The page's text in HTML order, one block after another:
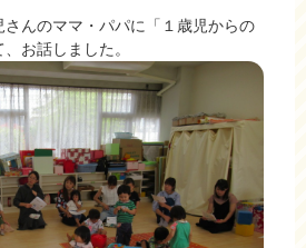
さんのママ・パパに「１歳児からの
お話しました。